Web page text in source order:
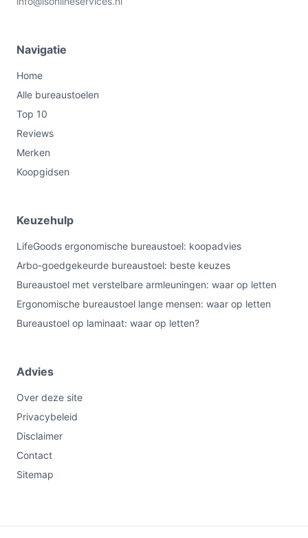
Navigatie
Home
Alle bureaustoelen
Top 10
Reviews
Merken
Koopgidsen
Keuzehulp
LifeGoods ergonomische bureaustoel: koopadvies
Arbo-goedgekeurde bureaustoel: beste keuzes
Bureaustoel met verstelbare armleuningen: waar op letten
Ergonomische bureaustoel lange mensen: waar op letten
Bureaustoel op laminaat: waar op letten?
Advies
Over deze site
Privacybeleid
Disclaimer
Contact
Sitemap